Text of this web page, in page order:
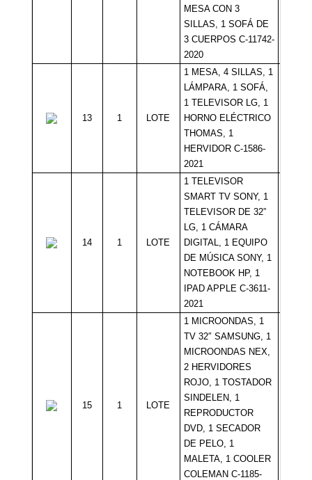
MESA CON 3
SILLAS, 1 SOFÁ DE
3 CUERPOS C-11742-
2020
13 1 LOTE
1 MESA, 4 SILLAS, 1
LÁMPARA, 1 SOFÁ,
1 TELEVISOR LG, 1
HORNO ELÉCTRICO
THOMAS, 1
HERVIDOR C-1586-
2021
14 1 LOTE
1 TELEVISOR
SMART TV SONY, 1
TELEVISOR DE 32”
LG, 1 CÁMARA
DIGITAL, 1 EQUIPO
DE MÚSICA SONY, 1
NOTEBOOK HP, 1
IPAD APPLE C-3611-
2021
15 1 LOTE
1 MICROONDAS, 1
TV 32″ SAMSUNG, 1
MICROONDAS NEX,
2 HERVIDORES
ROJO, 1 TOSTADOR
SINDELEN, 1
REPRODUCTOR
DVD, 1 SECADOR
DE PELO, 1
MALETA, 1 COOLER
COLEMAN C-1185-